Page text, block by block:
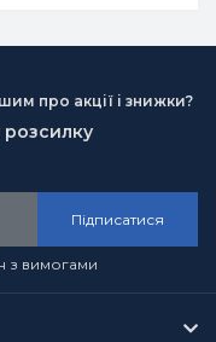
про акції і знижки?
розсилку
Підписатися
з вимогами